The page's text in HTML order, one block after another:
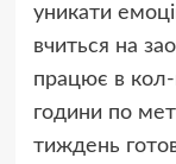
уникати
вчиться на
працює в кол-
години по
тиждень